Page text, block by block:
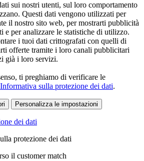
sui nostri utenti, sul loro comportamento
Questi dati vengono utilizzati per
il nostro sito web, per mostrarti pubblicità
e per analizzare le statistiche di utilizzo.
i tuoi dati crittografati con quelli di
offerte tramite i loro canali pubblicitari
già i loro servizi.
ti preghiamo di verificare le
Informativa sulla protezione dei dati.
Personalizza le impostazioni
dei dati
protezione dei dati
il customer match